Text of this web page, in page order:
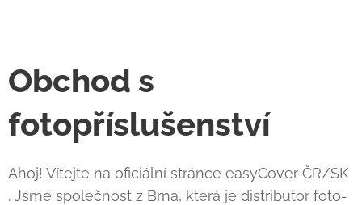
Obchod s
fotopříslušenství
Ahoj! Vítejte na oficiální stránce easyCover ČR/SK
. Jsme společnost z Brna, která je distributor foto-